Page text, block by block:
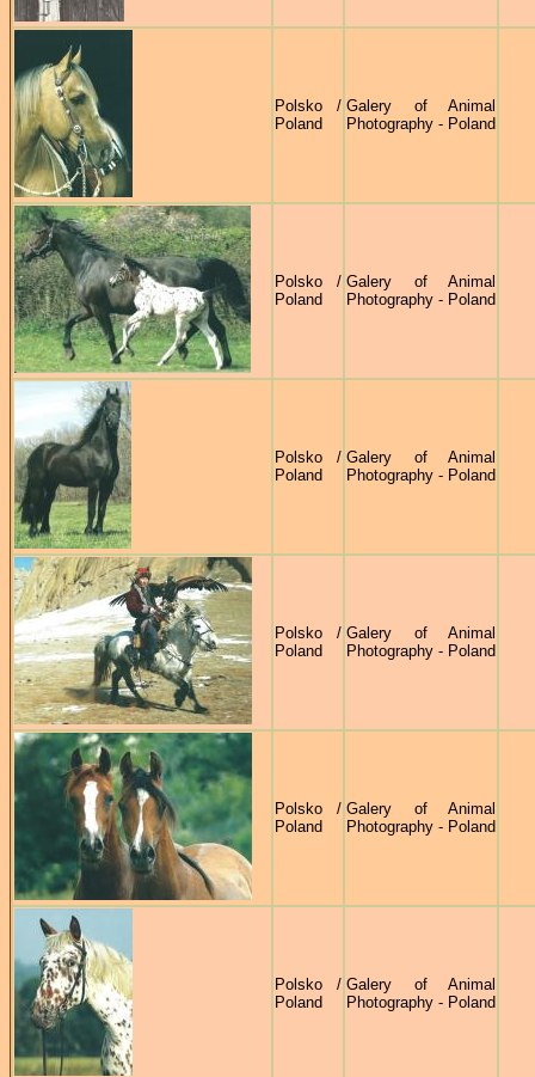
Polsko /
Poland
Galery of Animal
Photography - Poland
Polsko /
Poland
Galery of Animal
Photography - Poland
Polsko /
Poland
Galery of Animal
Photography - Poland
Polsko /
Poland
Galery of Animal
Photography - Poland
Polsko /
Poland
Galery of Animal
Photography - Poland
Polsko /
Poland
Galery of Animal
Photography - Poland